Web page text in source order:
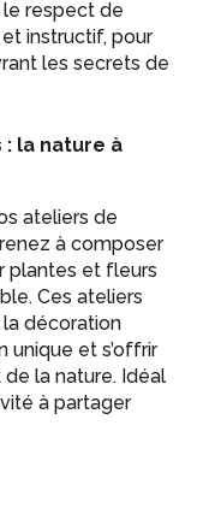
le respect de
instructif, pour
les secrets de
la nature à
ateliers de
à composer
plantes et fleurs
Ces ateliers
la décoration
unique et s’offrir
la nature. Idéal
à partager